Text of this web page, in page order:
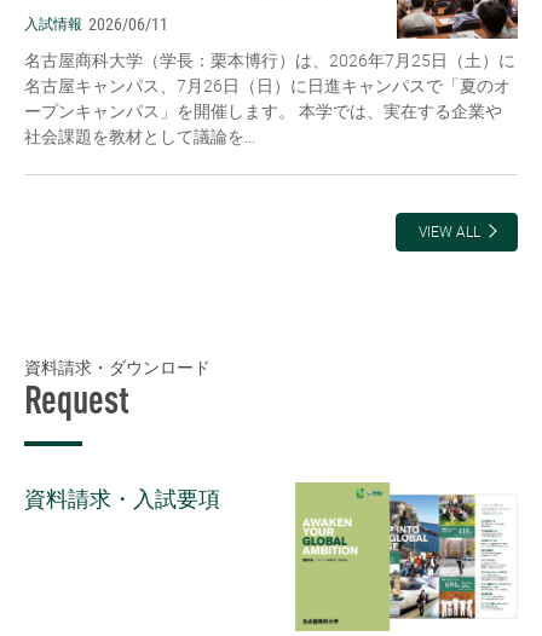
入試情報 2026/06/11
名古屋商科大学（学長：栗本博行）は、2026年7月25日（土）に
名古屋キャンパス、7月26日（日）に日進キャンパスで「夏のオ
ープンキャンパス」を開催します。 本学では、実在する企業や
社会課題を教材として議論を...
VIEW ALL
資料請求・ダウンロード
Request
資料請求・入試要項